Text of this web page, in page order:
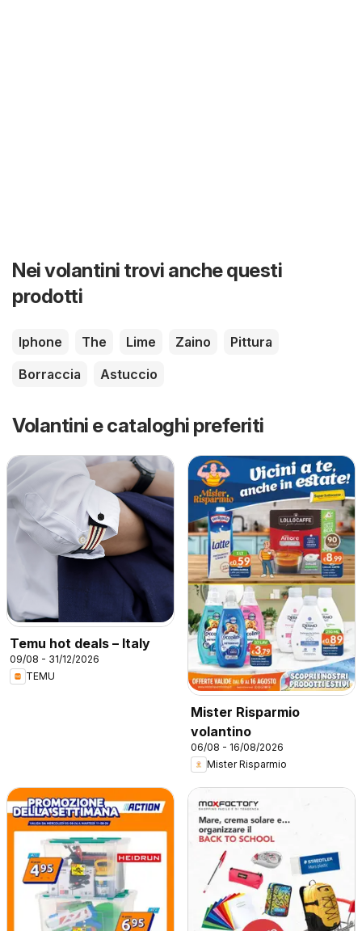
Nei volantini trovi anche questi
prodotti
Iphone The Lime Zaino
Pittura
Borraccia
Astuccio
Volantini e cataloghi preferiti
Temu hot deals – Italy
09/08 - 31/12/2026
TEMU
Mister Risparmio
volantino
06/08 - 16/08/2026
Mister Risparmio